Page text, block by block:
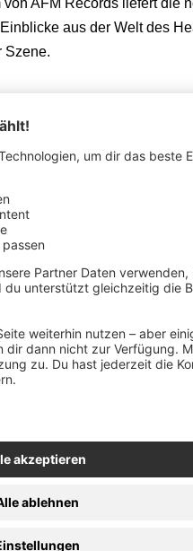
AFM Records liefert die
aus der Welt des
Szene.
UNSER
Merch